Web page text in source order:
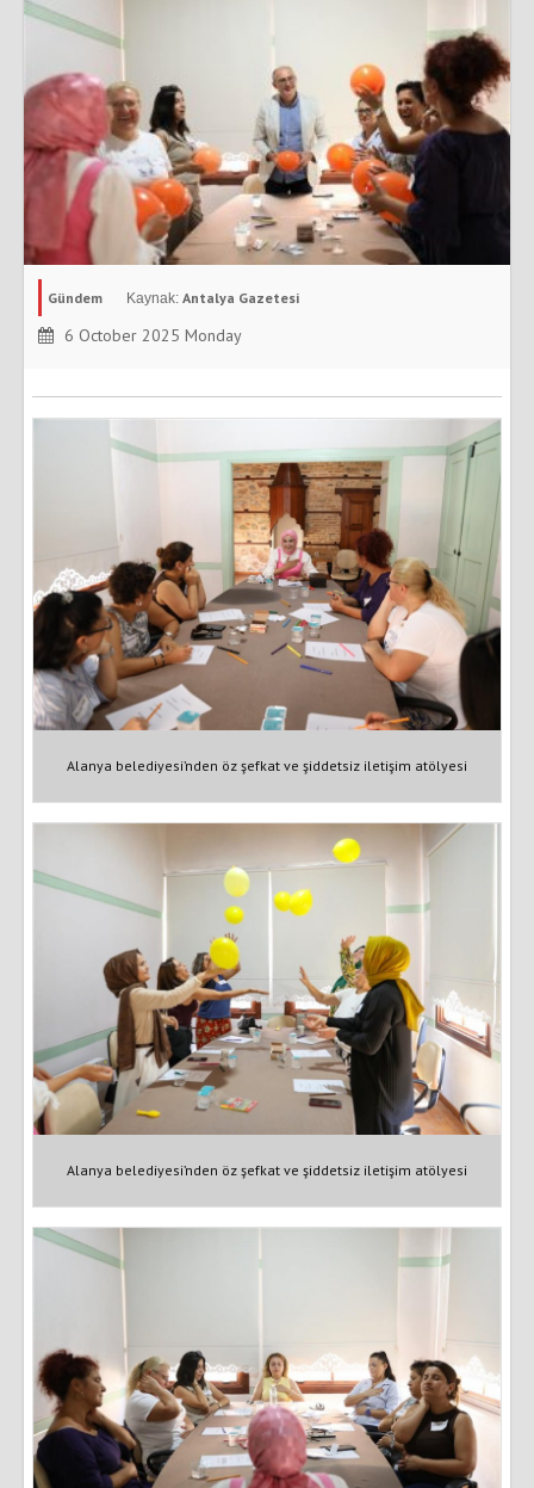
Gündem Antalya Gazetesi
6 October 2025 Monday
Alanya belediyesi’nden öz şefkat ve şiddetsiz iletişim atölyesi
Alanya belediyesi’nden öz şefkat ve şiddetsiz iletişim atölyesi